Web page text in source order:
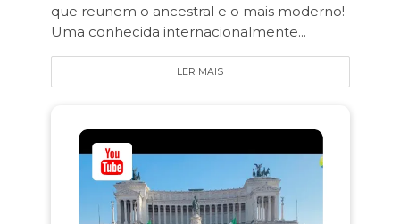
que reunem o ancestral e o mais moderno!
Uma conhecida internacionalmente...
LER MAIS